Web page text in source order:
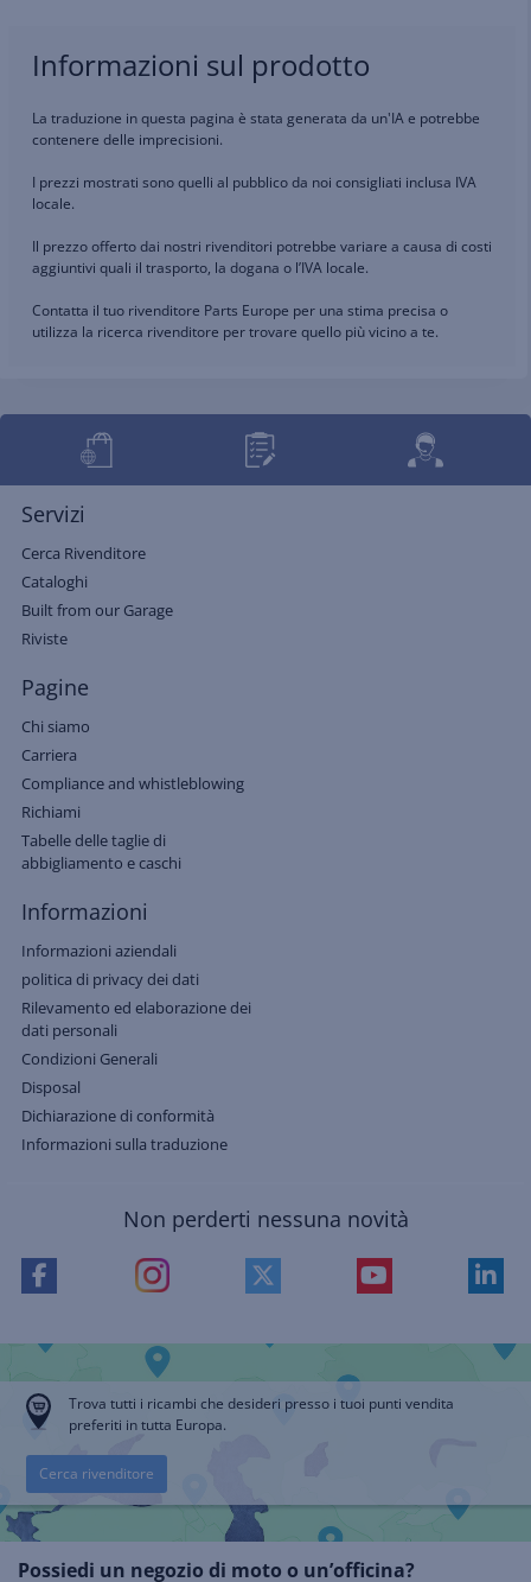
Informazioni sul prodotto
La traduzione in questa pagina è stata generata da un'IA e potrebbe
contenere delle imprecisioni.
I prezzi mostrati sono quelli al pubblico da noi consigliati inclusa IVA
locale.
Il prezzo offerto dai nostri rivenditori potrebbe variare a causa di costi
aggiuntivi quali il trasporto, la dogana o l’IVA locale.
Contatta il tuo rivenditore Parts Europe per una stima precisa o
utilizza la ricerca rivenditore per trovare quello più vicino a te.
Servizi
Cerca Rivenditore
Cataloghi
Built from our Garage
Riviste
Pagine
Chi siamo
Carriera
Compliance and whistleblowing
Richiami
Tabelle delle taglie di
abbigliamento e caschi
Informazioni
Informazioni aziendali
politica di privacy dei dati
Rilevamento ed elaborazione dei
dati personali
Condizioni Generali
Disposal
Dichiarazione di conformità
Informazioni sulla traduzione
Non perderti nessuna novità
Trova tutti i ricambi che desideri presso i tuoi punti vendita
preferiti in tutta Europa.
Cerca rivenditore
Possiedi un negozio di moto o un’officina?